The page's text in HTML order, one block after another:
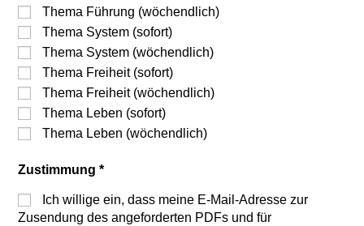
Thema Führung (wöchendlich)
Thema System (sofort)
Thema System (wöchendlich)
Thema Freiheit (sofort)
Thema Freiheit (wöchendlich)
Thema Leben (sofort)
Thema Leben (wöchendlich)
Zustimmung*
Ich willige ein, dass meine E-Mail-Adresse zur
Zusendung des angeforderten PDFs und für